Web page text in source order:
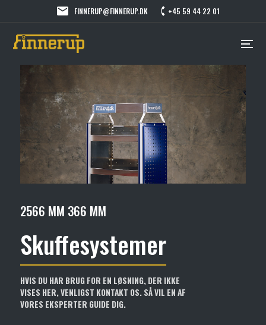
FINNERUP@FINNERUP.DK +45 59 44 22 01
2566 MM 366 MM
Skuffesystemer
HVIS DU HAR BRUG FOR EN LØSNING, DER IKKE
VISES HER, VENLIGST KONTAKT OS. SÅ VIL EN AF
VORES EKSPERTER GUIDE DIG.